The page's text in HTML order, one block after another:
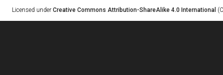
Licensed under Creative Commons Attribution-ShareAlike 4.0 International